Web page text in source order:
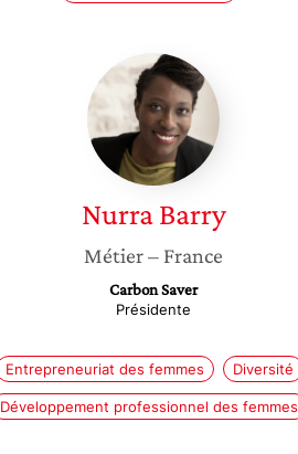
Nurra
Barry
Nurra Barry
Métier– France
Carbon Saver
Présidente
Entrepreneuriat des femmes Diversité
Développement professionnel des femmes